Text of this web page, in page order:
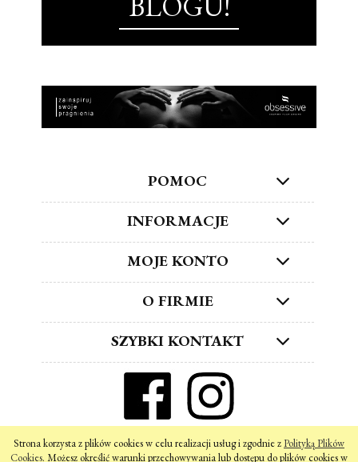
Strona korzysta z plików cookies w celu realizacji usług i zgodnie zPolityką Plików
Cookies. Możesz określić warunki przechowywania lub dostępu do plików cookies w
POMOC
INFORMACJE
MOJE KONTO
O FIRMIE
SZYBKI KONTAKT
pokaż pełną wersję strony